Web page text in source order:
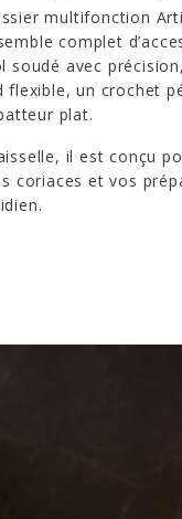
multifonction
complet
soudé avec
flexible, un crochet
plat.
il est conçu
coriaces et vos